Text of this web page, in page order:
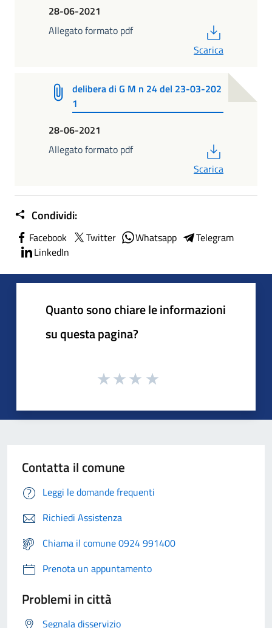
28-06-2021
Allegato formato pdf
Scarica
delibera di G M n 24 del 23-03-202
1
28-06-2021
Allegato formato pdf
Scarica
Condividi:
Facebook Twitter Whatsapp
Telegram
LinkedIn
Quanto sono chiare le informazioni
su questa pagina?
Contatta il comune
Leggi le domande frequenti
Richiedi Assistenza
Chiama il comune 0924 991400
Prenota un appuntamento
Problemi in città
Segnala disservizio